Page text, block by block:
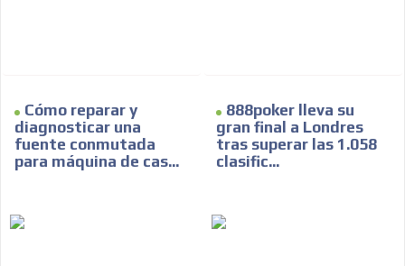
Cómo reparar y
diagnosticar una
fuente conmutada
para máquina de cas...
888poker lleva su
gran final a Londres
tras superar las 1.058
clasific...